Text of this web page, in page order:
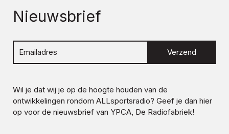
Nieuwsbrief
Verzend
Wil je dat wij je op de hoogte houden van de
ontwikkelingen rondom ALLsportsradio? Geef je dan hier
op voor de nieuwsbrief van YPCA, De Radiofabriek!